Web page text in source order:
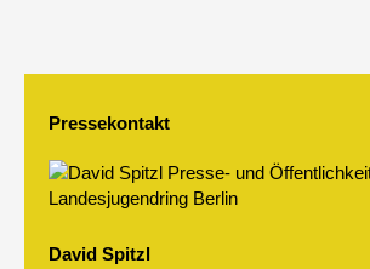
Pressekontakt
David Spitzl